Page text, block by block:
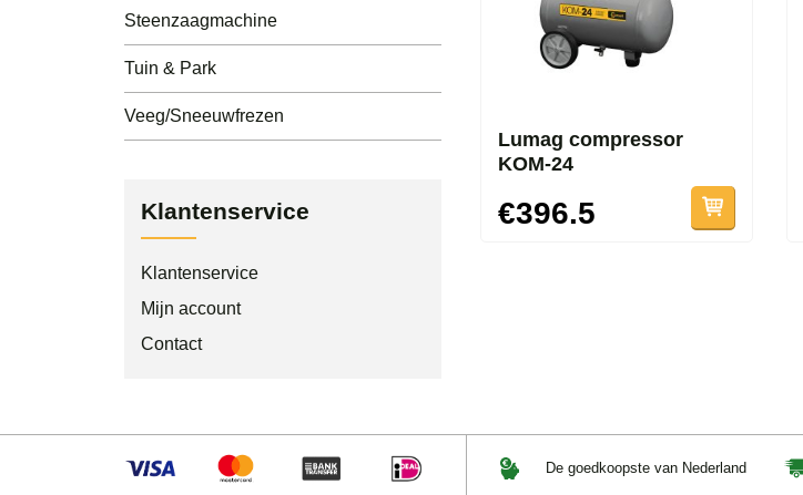
Lumag compressor
KOM-24
€396.5
Steenzaagmachine
Tuin & Park
Veeg/Sneeuwfrezen
Klantenservice
Klantenservice
Mijn account
Contact
De goedkoopste van Nederland